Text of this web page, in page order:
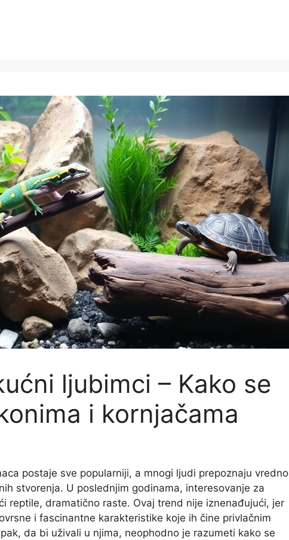
ljubimci – Kako se
i kornjačama
postaje sve popularniji, a mnogi ljudi prepoznaju
stvorenja. U poslednjim godinama, interesovanje za
reptile, dramatično raste. Ovaj trend nije iznenađujući, jer
i fascinantne karakteristike koje ih čine privlačnim
da bi uživali u njima, neophodno je razumeti kako se